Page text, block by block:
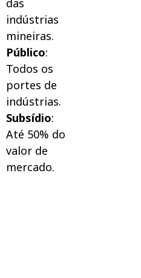
das
indústrias
mineiras.
Público:
Todos os
portes de
indústrias.
Subsídio:
Até 50% do
valor de
mercado.